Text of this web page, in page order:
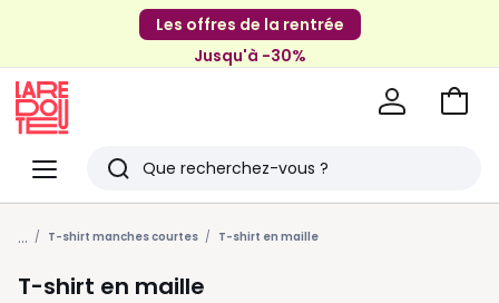
Les offres de la rentrée
Jusqu'à -30%
Menu
Redoute
Rechercher
Derniers
articles
vus
Aller
... T-shirt manches courtes T-shirt en maille
T-shirt en maille